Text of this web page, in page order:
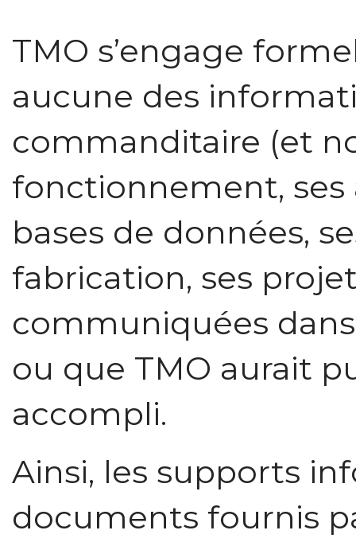
TMO s’engage
aucune des
commanditaire (et
fonctionnement, ses
bases de données,
fabrication, ses
communiquées
ou que TMO aurait
accompli.
Ainsi, les supports
documents fournis